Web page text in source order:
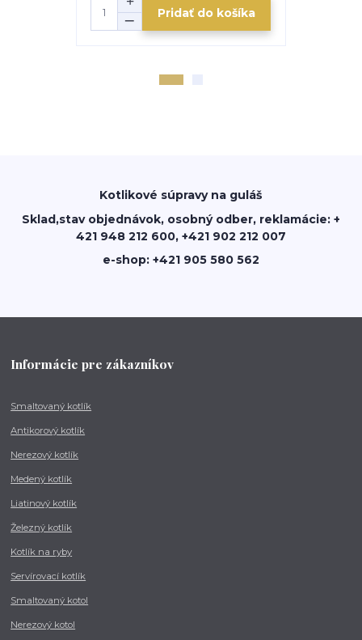
Pridať do košíka
Kotlikové súpravy na guláš
Sklad,stav objednávok, osobný odber, reklamácie: +
421 948 212 600, +421 902 212 007
e-shop: +421 905 580 562
Informácie pre zákazníkov
Smaltovaný kotlík
Antikorový kotlík
Nerezový kotlík
Medený kotlík
Liatinový kotlík
Železný kotlík
Kotlík na ryby
Servírovací kotlík
Smaltovaný kotol
Nerezový kotol